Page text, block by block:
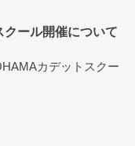
ール開催について
カデットスクー